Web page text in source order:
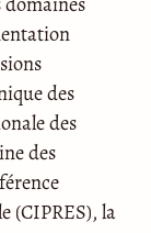
des
des
des
(CIPRES), la